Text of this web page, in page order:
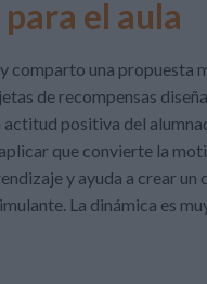
el aula
comparto una propuesta
de recompensas
actitud positiva del
que convierte la
y ayuda a crear un
La dinámica es